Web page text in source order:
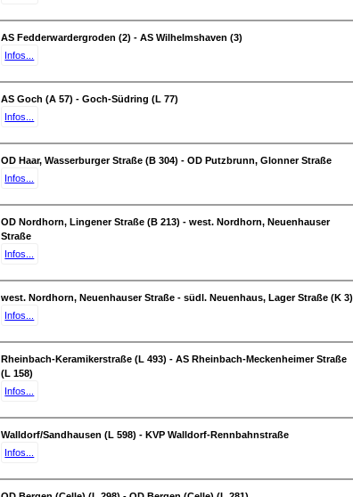
AS Fedderwardergroden (2) - AS Wilhelmshaven (3)
Infos...
AS Goch (A 57) - Goch-Südring (L 77)
Infos...
OD Haar, Wasserburger Straße (B 304) - OD Putzbrunn, Glonner Straße
Infos...
OD Nordhorn, Lingener Straße (B 213) - west. Nordhorn, Neuenhauser
Straße
Infos...
west. Nordhorn, Neuenhauser Straße - südl. Neuenhaus, Lager Straße (K 3)
Infos...
Rheinbach-Keramikerstraße (L 493) - AS Rheinbach-Meckenheimer Straße
(L 158)
Infos...
Walldorf/Sandhausen (L 598) - KVP Walldorf-Rennbahnstraße
Infos...